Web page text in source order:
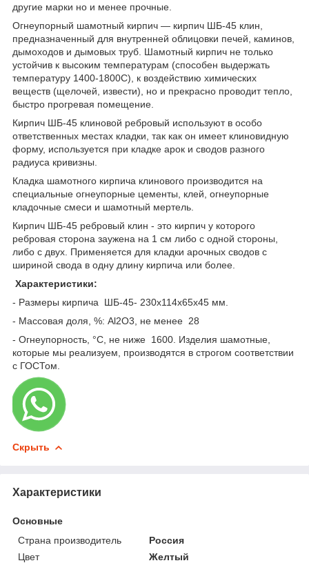
другие марки но и менее прочные.
Огнеупорный шамотный кирпич — кирпич ШБ-45 клин,
предназначенный для внутренней облицовки печей, каминов,
дымоходов и дымовых труб. Шамотный кирпич не только
устойчив к высоким температурам (способен выдержать
температуру 1400-1800С), к воздействию химических
веществ (щелочей, извести), но и прекрасно проводит тепло,
быстро прогревая помещение.
Кирпич ШБ-45 клиновой ребровый используют в особо
ответственных местах кладки, так как он имеет клиновидную
форму, используется при кладке арок и сводов разного
радиуса кривизны.
Кладка шамотного кирпича клинового производится на
специальные огнеупорные цементы, клей, огнеупорные
кладочные смеси и шамотный мертель.
Кирпич ШБ-45 ребровый клин - это кирпич у которого
ребровая сторона заужена на 1 см либо с одной стороны,
либо с двух. Применяется для кладки арочных сводов с
шириной свода в одну длину кирпича или более.
Характеристики:
- Размеры кирпича ШБ-45- 230х114х65х45 мм.
- Массовая доля, %: Аl2О3, не менее 28
- Огнеупорность, °С, не ниже 1600. Изделия шамотные,
которые мы реализуем, производятся в строгом соответствии
с ГОСТом.
Скрыть
Характеристики
Основные
Страна производитель
Россия
Цвет
Желтый